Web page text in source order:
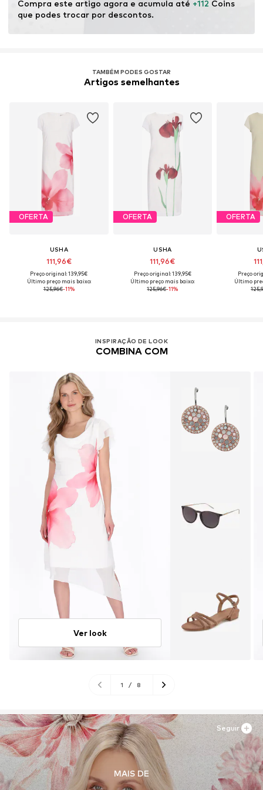
Compra este artigo agora e acumula até +112 Coins
que podes trocar por descontos.
TAMBÉM PODES GOSTAR
Artigos semelhantes
OFERTA
USHA
111,96€
Preço original: 139,95€
Último preço mais baixo:
125,96€-11%
OFERTA
USHA
111,96€
Preço original: 139,95€
Último preço mais baixo:
125,96€-11%
OFERTA
Preço
Último
INSPIRAÇÃO DE LOOK
COMBINA COM
Ver look
1 / 8
MAIS DE
Seguir